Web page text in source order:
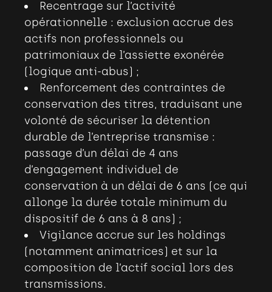
Recentrage sur l’activité
opérationnelle : exclusion accrue des
actifs non professionnels ou
patrimoniaux de l’assiette exonérée
(logique anti-abus) ;
Renforcement des contraintes de
conservation des titres, traduisant une
volonté de sécuriser la détention
durable de l’entreprise transmise :
passage d’un délai de 4 ans
d’engagement individuel de
conservation à un délai de 6 ans (ce qui
allonge la durée totale minimum du
dispositif de 6 ans à 8 ans) ;
Vigilance accrue sur les holdings
(notamment animatrices) et sur la
composition de l’actif social lors des
transmissions.